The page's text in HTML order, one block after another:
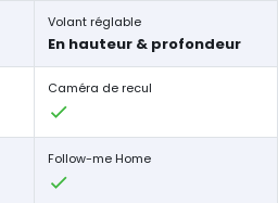
Volant réglable
En hauteur & profondeur
Caméra de recul
Follow-me Home